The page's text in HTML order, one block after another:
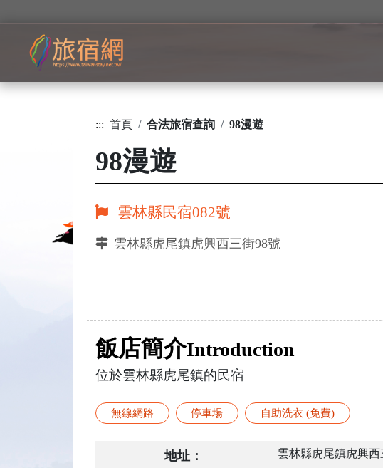
::: 首頁 合法旅宿查詢 98漫遊
98漫遊
雲林縣民宿082號
雲林縣虎尾鎮虎興西三街98號
飯店簡介Introduction
位於雲林縣虎尾鎮的民宿
無線網路 停車場 自助洗衣 (免費)
地址： 雲林縣虎尾鎮虎興西